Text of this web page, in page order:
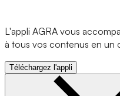
L'appli AGRA vous
à tous vos contenus en un
Téléchargez l'appli